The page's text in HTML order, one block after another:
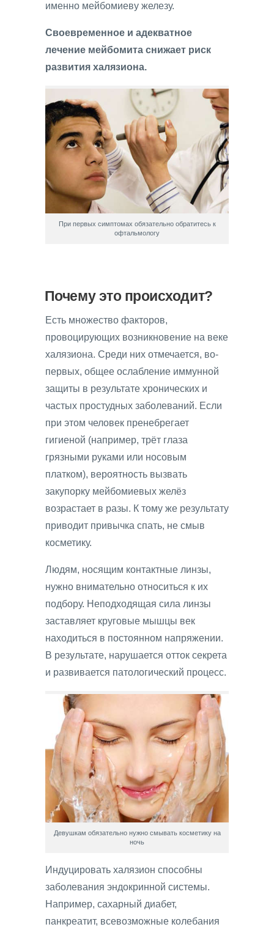
именно мейбомиеву железу.
Своевременное и адекватное
лечение мейбомита снижает риск
развития халязиона.
При первых симптомах обязательно обратитесь к
офтальмологу
Почему это происходит?
Есть множество факторов,
провоцирующих возникновение на веке
халязиона. Среди них отмечается, во-
первых, общее ослабление иммунной
защиты в результате хронических и
частых простудных заболеваний. Если
при этом человек пренебрегает
гигиеной (например, трёт глаза
грязными руками или носовым
платком), вероятность вызвать
закупорку мейбомиевых желёз
возрастает в разы. К тому же результату
приводит привычка спать, не смыв
косметику.
Людям, носящим контактные линзы,
нужно внимательно относиться к их
подбору. Неподходящая сила линзы
заставляет круговые мышцы век
находиться в постоянном напряжении.
В результате, нарушается отток секрета
и развивается патологический процесс.
Девушкам обязательно нужно смывать косметику на
ночь
Индуцировать халязион способны
заболевания эндокринной системы.
Например, сахарный диабет,
панкреатит, всевозможные колебания